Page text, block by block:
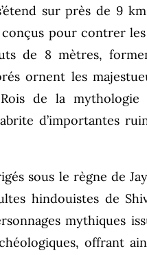
sur près de 9
pour contrer
de 8 mètres,
ornent les
de la
d’importantes
sous le règne de
hindouistes de
mythiques
offrant